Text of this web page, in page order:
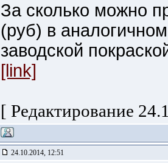
За сколько можно
(руб) в
заводской
[link]
[ Редактирование
24.10.2014, 12:51